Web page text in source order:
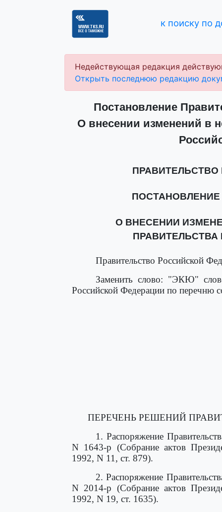
к поиску по
Недействующая редакция
Открыть последнюю редакцию
Постановление
О внесении изменений в
ПОСТАНОВЛЕНИЕ
О ВНЕСЕНИИ
Правительство Российской
Заменить слово: "ЭКЮ"
Российской Федерации по перечню
ПЕРЕЧЕНЬ РЕШЕНИЙ
1. Распоряжение
N 1643-р (Собрание актов
1992, N 11, ст. 879).
2. Распоряжение
N 2014-р (Собрание актов
1992, N 19, ст. 1635).